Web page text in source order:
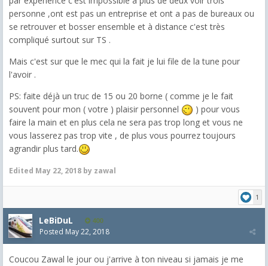
personne ,ont est pas un entreprise et ont a pas de bureaux ou
se retrouver et bosser ensemble et à distance c'est très
compliqué surtout sur TS .
Mais c'est sur que le mec qui la fait je lui file de la tune pour
l'avoir .
PS: faite déjà un truc de 15 ou 20 borne ( comme je le fait
souvent pour mon ( votre ) plaisir personnel
) pour vous
faire la main et en plus cela ne sera pas trop long et vous ne
vous lasserez pas trop vite , de plus vous pourrez toujours
agrandir plus tard.
Edited May 22, 2018 by zawal
1
LeBiDuL 400
Posted May 22, 2018
Coucou Zawal le jour ou j'arrive à ton niveau si jamais je me